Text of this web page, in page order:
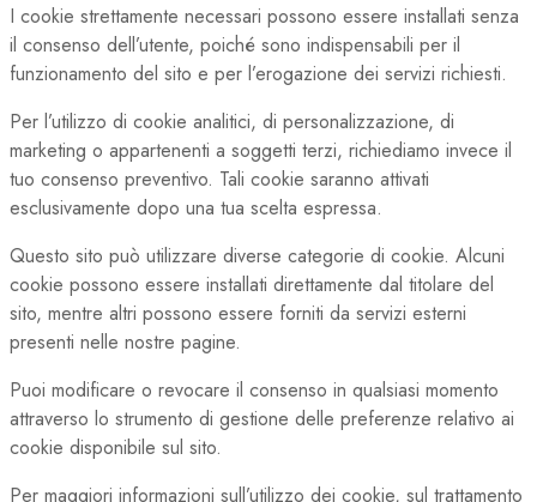
I cookie strettamente necessari possono essere installati senza
il consenso dell’utente, poiché sono indispensabili per il
funzionamento del sito e per l’erogazione dei servizi richiesti.
Per l’utilizzo di cookie analitici, di personalizzazione, di
marketing o appartenenti a soggetti terzi, richiediamo invece il
tuo consenso preventivo. Tali cookie saranno attivati
esclusivamente dopo una tua scelta espressa.
Questo sito può utilizzare diverse categorie di cookie. Alcuni
cookie possono essere installati direttamente dal titolare del
sito, mentre altri possono essere forniti da servizi esterni
presenti nelle nostre pagine.
Puoi modificare o revocare il consenso in qualsiasi momento
attraverso lo strumento di gestione delle preferenze relativo ai
cookie disponibile sul sito.
Per maggiori informazioni sull’utilizzo dei cookie, sul trattamento